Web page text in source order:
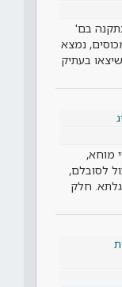
בם'
נמצא
בעתיק
מוחא,
לסובלם,
חלק